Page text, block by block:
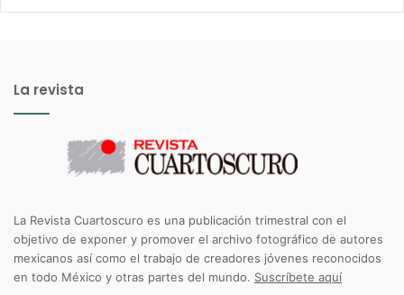
La revista
La Revista Cuartoscuro es una publicación trimestral con el
objetivo de exponer y promover el archivo fotográfico de autores
mexicanos así como el trabajo de creadores jóvenes reconocidos
en todo México y otras partes del mundo. Suscríbete aquí